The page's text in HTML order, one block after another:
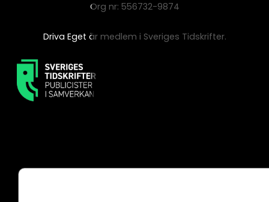
Org nr: 556732-9874
Driva Eget är medlem i Sveriges Tidskrifter.